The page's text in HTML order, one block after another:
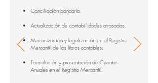
Conciliación bancaria.
Actualización de contabilidades atrasadas.
Mecanización y legalización en el Registro
Mercantil de los libros contables.
Formulación y presentación de Cuentas
Anuales en el Registro Mercantil.